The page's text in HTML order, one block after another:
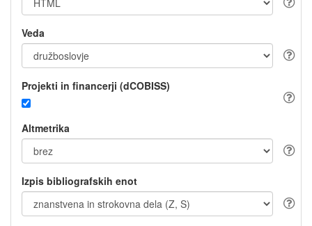
Veda
Projekti in financerji (dCOBISS)
Altmetrika
Izpis bibliografskih enot